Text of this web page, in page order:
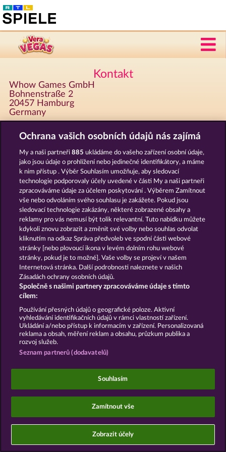
Kontakt
Whow Games GmbH
Bohnenstraße 2
20457 Hamburg
Germany
E-mail: support 'zavináč' veravegas 'tečka' com
Telefon: +49 '0'40 609 4372 30
Fax: +49 '0'40 609 4372 31
Registrováno v Amtsgericht Hamburg HRB 126 959
Výkonný ředitel: Giovanni Valeriota, Jaeyoung Choi
DIČ: DE294031346
Podmínky Prohlášení o ochraně údajů
Kontakt Společnost Časté dotazy
Partnerský program Facebook
Podat Žádost o Odstoupení
Sociální kasinové hry jsou určeny výhradně k
zábavním účelům a nemají vůbec žádný vliv na
možné budoucí úspěchy v oblasti hazardu se
skutečnými penězi.
Ochrana vašich osobních údajů nás zajímá
My a naši partneři885 ukládáme do vašeho zařízení osobní údaje,
jako jsou údaje o prohlížení nebo jedinečné identifikátory, a máme
k nim přístup . Výběr Souhlasím umožňuje, aby sledovací
technologie podporovaly účely uvedené v části My a naši partneři
zpracováváme údaje za účelem poskytování . Výběrem Zamítnout
vše nebo odvoláním svého souhlasu je zakážete. Pokud jsou
sledovací technologie zakázány, některé zobrazené obsahy a
reklamy pro vás nemusí být tolik relevantní. Tuto nabídku můžete
kdykoli znovu zobrazit a změnit své volby nebo souhlas odvolat
kliknutím na odkaz Správa předvoleb ve spodní části webové
stránky [nebo plovoucí ikona v levém dolním rohu webové
stránky, pokud je to možné]. Vaše volby se projeví v našem
Internetová stránka. Další podrobnosti naleznete v našich
Zásadách ochrany osobních údajů.
Společně s našimi partnery zpracováváme údaje s tímto
cílem:
Používání přesných údajů o geografické poloze. Aktivní
vyhledávání identifikačních údajů v rámci vlastností zařízení.
Ukládání a/nebo přístup k informacím v zařízení. Personalizovaná
reklama a obsah, měření reklam a obsahu, průzkum publika a
rozvoj služeb.
Seznam partnerů (dodavatelů)
Souhlasím
Zamítnout vše
Zobrazit účely